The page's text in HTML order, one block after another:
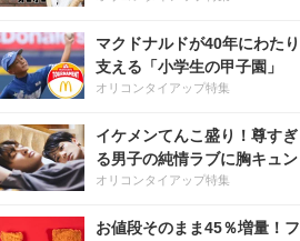
マクドナルドが40年にわたり
支える「小学生の甲子園」
オリコンタイアップ特集
イケメンてんこ盛り！尊すぎ
る男子の純情ラブに胸キュン
オリコンタイアップ特集
お値段そのまま45％増量！フ